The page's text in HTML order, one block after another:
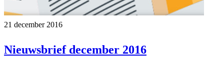
21 december 2016
Nieuwsbrief december 2016